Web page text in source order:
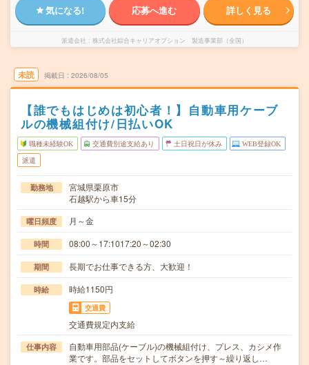
気になる! 応募へ進む 詳しく見る
派遣会社 株式会社綜合キャリアオプション 製造事業部（全国）
未読 掲載日 2026/08/05
【誰でもはじめは初心者！】自動車用ケーブ
ルの機械組付け/日払いOK
職種未経験OK 交通費別途支給あり 土日祝日が休み WEB登録OK
派遣
勤務地
宮城県栗原市
石越駅から車15分
曜日頻度 月～金
時間 08:00～17:1017:20～02:30
期間 長期でお仕事できる方、大歓迎！
時給 時給1150円
交通費
交通費規定内支給
仕事内容
自動車用部品(ケーブル)の機械組付け、プレス、カシメ作
業です。部品をセットしてボタンを押す～繰り返し…